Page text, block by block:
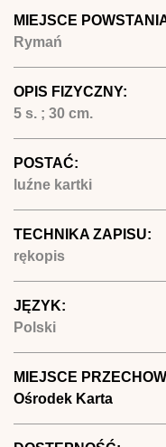
MIEJSCE
Rymań
OPIS FIZYCZNY:
5 s. ; 30 cm.
POSTAĆ:
luźne kartki
TECHNIKA ZAPISU:
rękopis
JĘZYK:
Polski
MIEJSCE
Ośrodek Karta